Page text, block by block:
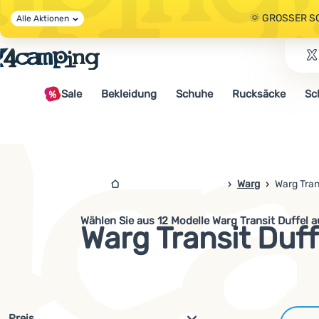
🌞 GROSSER
🤫 - 10 % AUF
🌞 GROSSER
Alle Aktionen
Sale Bekleidung Schuhe Rucksäcke
4campingshop.de
Warg Warg
Warg Transit
Wählen Sie aus 12 Modelle Warg Transit Duffel